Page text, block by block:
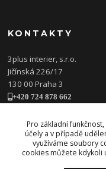
KONTAKTY
3plus interier, s.r.o.
Jičínská 226/17
130 00 Praha 3
+420 724 878 662
www.3plusinterier.cz
facebook
Pro základní
účely a v případě
využíváme soubory
cookies můžete kdykoli